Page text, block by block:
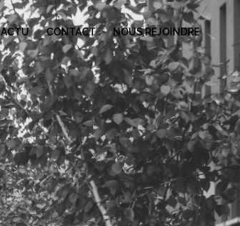
ACTU CONTACT NOUS REJOINDRE